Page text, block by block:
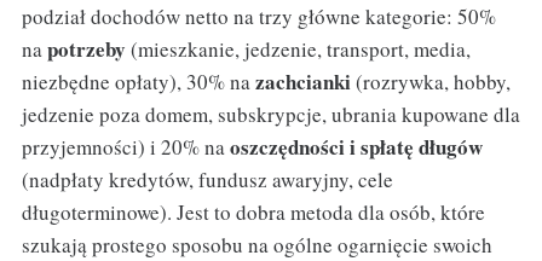
podział dochodów netto na trzy główne kategorie: 50%
na potrzeby (mieszkanie, jedzenie, transport, media,
niezbędne opłaty), 30% na zachcianki(rozrywka, hobby,
jedzenie poza domem, subskrypcje, ubrania kupowane dla
przyjemności) i 20% na oszczędności i spłatę długów
(nadpłaty kredytów, fundusz awaryjny, cele
długoterminowe). Jest to dobra metoda dla osób, które
szukają prostego sposobu na ogólne ogarnięcie swoich